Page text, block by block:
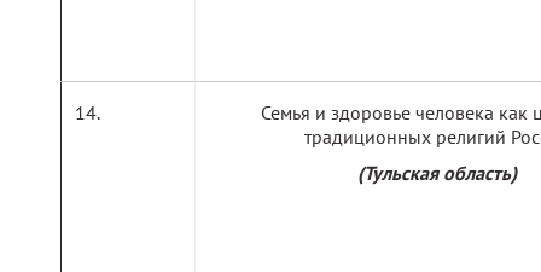
Семья и здоровье человека как
традиционных религий
(Тульская область)